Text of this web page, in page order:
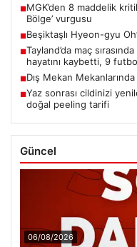
■MGK’den 8 maddelik
Bölge’ vurgusu
■Beşiktaşlı Hyeon-gyu
■Tayland’da maç
hayatını kaybetti, 9
■Dış Mekan
■Yaz sonrası cildinizi
doğal peeling tarifi
Güncel
06/08/2026